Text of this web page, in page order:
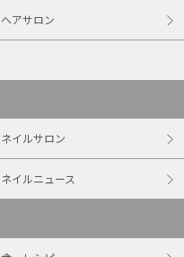
ヘアサロン
ネイルサロン
ネイルニュース